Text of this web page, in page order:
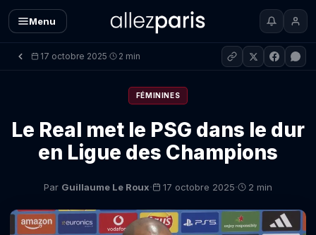
Menu
17 octobre 2025· 2 min
FÉMININES
Le Real met le PSG dans le dur
en Ligue des Champions
Par Guillaume Le Roux· 17 octobre 2025· 2 min